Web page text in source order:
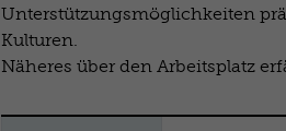
Unterstützungsmöglichkeiten
Kulturen.
Näheres über den Arbeitsplatz